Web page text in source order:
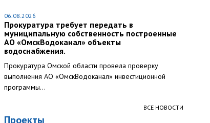
06.08.2026
Прокуратура требует передать в
муниципальную собственность построенные
АО «ОмскВодоканал» объекты
водоснабжения.
Прокуратура Омской области провела проверку
выполнения АО «ОмскВодоканал» инвестиционной
программы...
ВСЕ НОВОСТИ
Проекты